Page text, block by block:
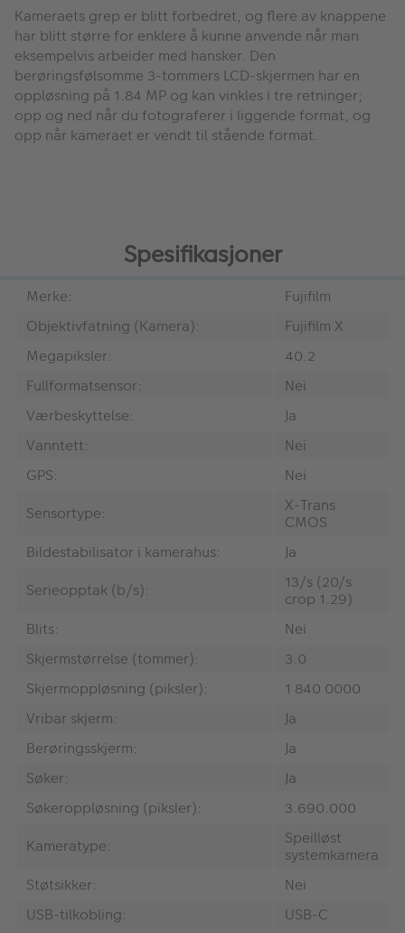
Kameraets grep er blitt forbedret, og flere av knappene
har blitt større for enklere å kunne anvende når man
eksempelvis arbeider med hansker. Den
berøringsfølsomme 3-tommers LCD-skjermen har en
oppløsning på 1.84 MP og kan vinkles i tre retninger;
opp og ned når du fotograferer i liggende format, og
opp når kameraet er vendt til stående format.
Spesifikasjoner
Merke:
Fujifilm
Objektivfatning (Kamera):
Fujifilm X
Megapiksler:
40.2
Fullformatsensor:
Nei
Værbeskyttelse:
Ja
Vanntett:
Nei
GPS:
Nei
Sensortype:
X-Trans
CMOS
Bildestabilisator i kamerahus:
Ja
Serieopptak (b/s):
13/s (20/s
crop 1.29)
Blits:
Nei
Skjermstørrelse (tommer):
3.0
Skjermoppløsning (piksler):
1 840 0000
Vribar skjerm:
Ja
Berøringsskjerm:
Ja
Søker:
Ja
Søkeroppløsning (piksler):
3.690.000
Kameratype:
Speilløst
systemkamera
Støtsikker:
Nei
USB-tilkobling:
USB-C